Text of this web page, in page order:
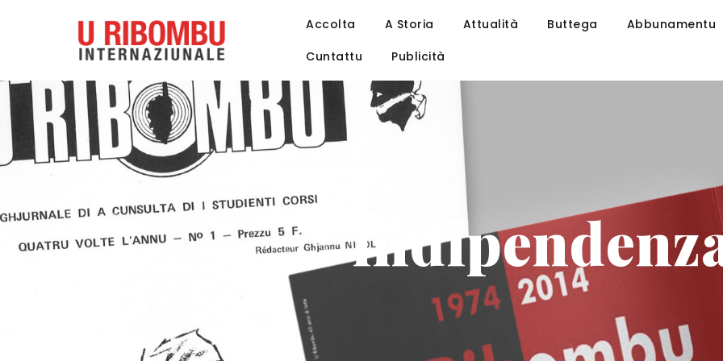
Accolta A Storia Attualità Buttega
Abbunamentu
Cuntattu
Publicità